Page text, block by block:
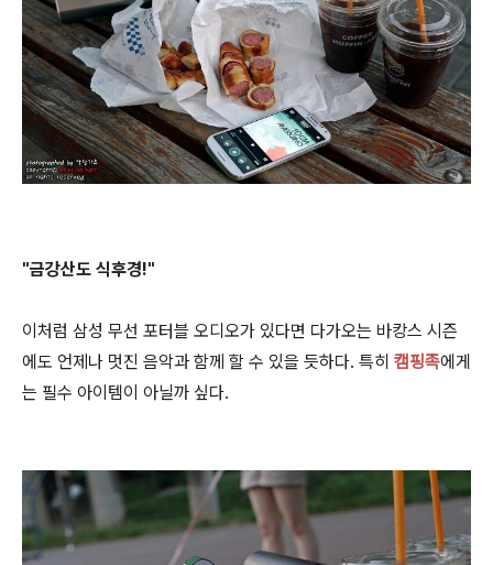
"금강산도 식후경!"
이처럼 삼성 무선 포터블 오디오가 있다면 다가오는 바캉스 시즌
에도 언제나 멋진 음악과 함께 할 수 있을 듯하다. 특히 캠핑족에게
는 필수 아이템이 아닐까 싶다.